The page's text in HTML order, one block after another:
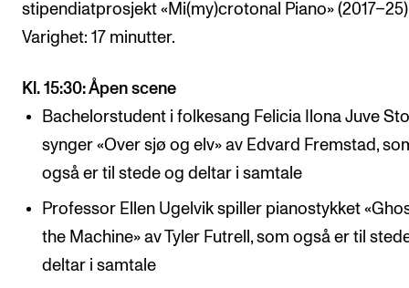
stipendiatprosjekt «Mi(my)crotonal Piano»
Varighet: 17 minutter.
Kl. 15:30: Åpen scene
Bachelorstudent i folkesang Felicia Ilona Juve
synger «Over sjø og elv» av Edvard Fremstad,
også er til stede og deltar i samtale
Professor Ellen Ugelvik spiller pianostykket
the Machine» av Tyler Futrell, som også er til
deltar i samtale